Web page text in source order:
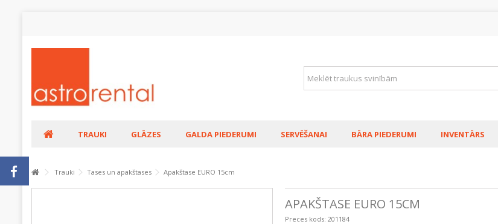
TRAUKI GLĀZES GALDA PIEDERUMI SERVĒŠANAI BĀRA PIEDERUMI INVENTĀRS
Trauki Tases un apakštases Apakštase EURO 15cm
APAKŠTASE EURO 15CM
Preces kods: 201184